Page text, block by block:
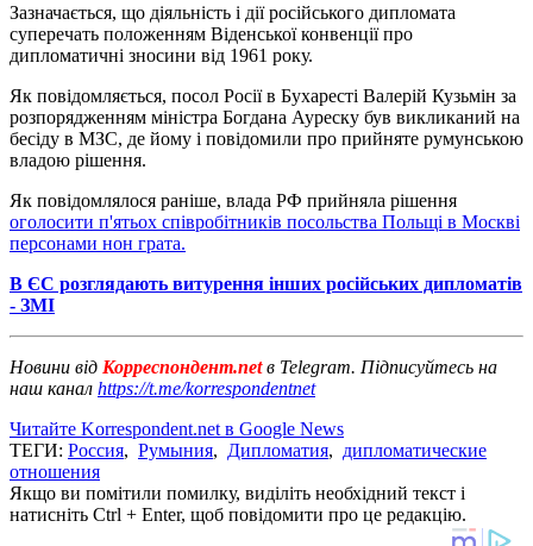
Зазначається, що діяльність і дії російського дипломата
суперечать положенням Віденської конвенції про
дипломатичні зносини від 1961 року.
Як повідомляється, посол Росії в Бухаресті Валерій Кузьмін за
розпорядженням міністра Богдана Ауреску був викликаний на
бесіду в МЗС, де йому і повідомили про прийняте румунською
владою рішення.
Як повідомлялося раніше, влада РФ прийняла рішення
оголосити п'ятьох співробітників посольства Польщі в Москві
персонами нон грата.
В ЄС розглядають витурення інших російських дипломатів
- ЗМІ
Новини від Корреспондент.netв Telegram. Підписуйтесь на
наш канал https://t.me/korrespondentnet
Читайте Korrespondent.net в Google News
ТЕГИ: Россия, Румыния, Дипломатия, дипломатические
отношения
Якщо ви помітили помилку, виділіть необхідний текст і
натисніть Ctrl + Enter, щоб повідомити про це редакцію.